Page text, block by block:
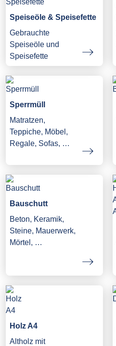
Speiseöle & Speisefette
Gebrauchte
Speiseöle und
Speisefette
Sperrmüll
Matratzen,
Teppiche, Möbel,
Regale, Sofas, …
Bauschutt
Beton, Keramik,
Steine, Mauerwerk,
Mörtel, …
Holz A4
Altholz mit